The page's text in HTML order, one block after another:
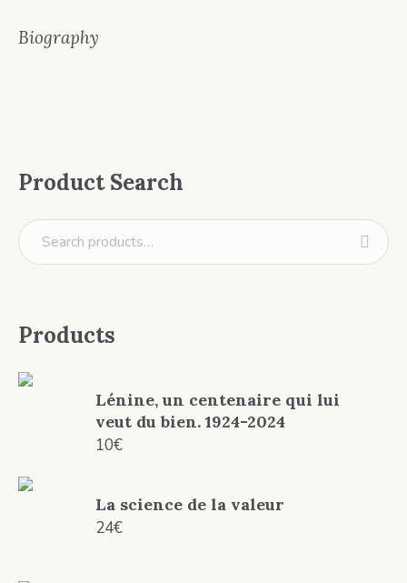
Biography
Product Search
Products
Lénine, un centenaire qui lui
veut du bien. 1924-2024
10€
La science de la valeur
24€